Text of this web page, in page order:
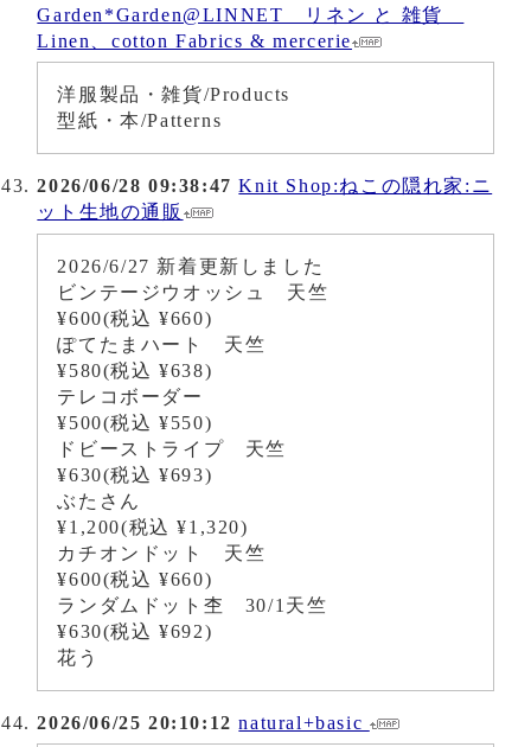
Garden*Garden@LINNET リネン と 雑貨
Linen、cotton Fabrics & mercerie
洋服製品・雑貨/Products
型紙・本/Patterns
2026/06/28 09:38:47 Knit Shop:ねこの隠れ家:ニ
ット生地の通販
2026/6/27 新着更新しました
ビンテージウオッシュ 天竺
¥600(税込 ¥660)
ぽてたまハート 天竺
¥580(税込 ¥638)
テレコボーダー
¥500(税込 ¥550)
ドビーストライプ 天竺
¥630(税込 ¥693)
ぶたさん
¥1,200(税込 ¥1,320)
カチオンドット 天竺
¥600(税込 ¥660)
ランダムドット杢 30/1天竺
¥630(税込 ¥692)
花う
2026/06/25 20:10:12 natural+basic